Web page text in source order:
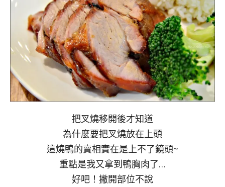
把叉燒移開後才知道
為什麼要把叉燒放在上頭
這燒鴨的賣相實在是上不了鏡頭~
重點是我又拿到鴨胸肉了…
好吧！撇開部位不說